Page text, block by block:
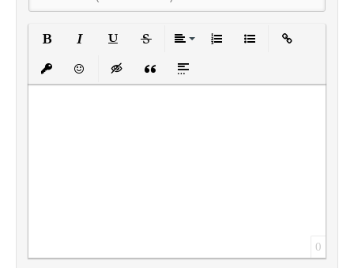
Полужирный
Курсив
Вставить защищенную ссылку
Вставить смайлик
Вставка скрытого текста
Вставка цитаты
Вставка спойлера
0